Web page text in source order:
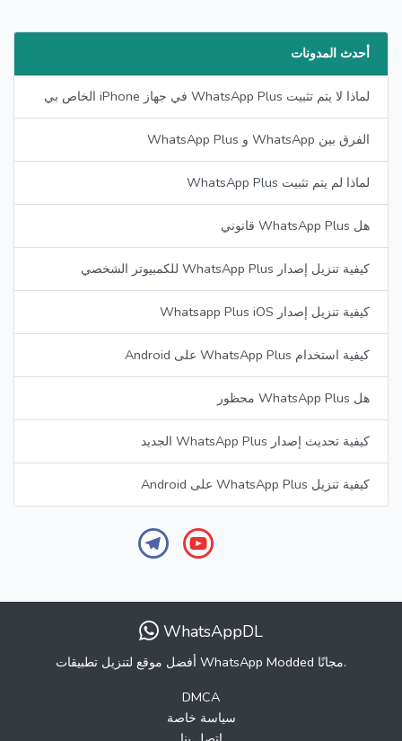
أحدث المدونات
لماذا لا يتم تثبيت WhatsApp Plus في جهاز iPhone الخاص بي
الفرق بين WhatsApp و WhatsApp Plus
لماذا لم يتم تثبيت WhatsApp Plus
هل WhatsApp Plus قانوني
كيفية تنزيل إصدار WhatsApp Plus للكمبيوتر الشخصي
كيفية تنزيل إصدار Whatsapp Plus iOS
كيفية استخدام WhatsApp Plus على Android
هل WhatsApp Plus محظور
كيفية تحديث إصدار WhatsApp Plus الجديد
كيفية تنزيل WhatsApp Plus على Android
WhatsAppDL
أفضل موقع لتنزيل تطبيقات WhatsApp Modded مجانًا.
DMCA
سياسة خاصة